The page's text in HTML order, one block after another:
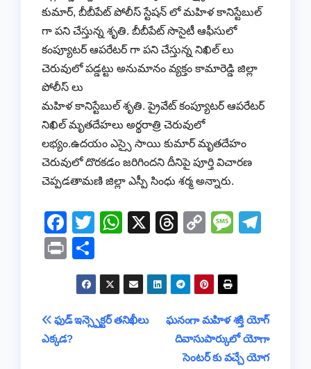
కుమార్, బీబీపేట్ పోలీస్ స్టేషన్ లో మహిళ కానిస్టేబుల్
గా పని చేస్తున్న శృతి. బీబీపేట్ సొసైటీ ఆఫీసులో
కంప్యూటర్ ఆపరేటర్ గా పని చేస్తున్న నిఖిల్ లు
చెరువులో పడ్డట్టు అనుమానం వ్యక్తం కామారెడ్డి జిల్లా
పోలీస్ లు
మహిళ కానిస్టేబుల్ శృతి. ప్రైవేట్ కంప్యూటర్ ఆపరేటర్
నిఖిల్ మృతదేహలు అర్థరాత్రి చెరువులో
లభ్యం.ఉదయం ఎస్సై సాయి కుమార్ మృతదేహం
చెరువులో దొరకడం జరిగిందని దీనిపై పూర్తి విచారణ
చెప్పడతామణి జిల్లా ఎస్పీ సింధు శర్మ అన్నారు.
F
a
c
e
b
o
T
er
W
s
A
p
X
T
a
d
s
C
y
Li
n
k
M
a
g
e
a
m
Pr
in h
ar
e
Post
navigation
ఘనంగా మహిళ శక్తి యోగ్
దివాసుపార్కులో యోగా
సెంటర్ కు వచ్చే యోగ
ఫుడ్ ఇన్స్పెక్టర్ తనిఖీలు
ఎక్కడ?